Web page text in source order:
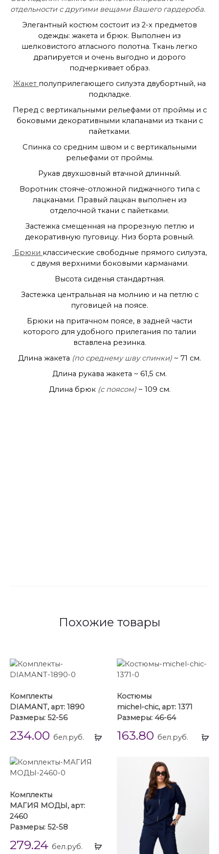
отдельности с другими вещами Вашего гардероба.
Элегантный костюм состоит из 2-х предметов
одежды: жакета и брюк. Выполнен из
шелковистого атласного полотна. Ткань легко
драпируется и очень выгодно и дорого
подчеркивает образ.
Жакет полуприлегающего силуэта двубортный, на
подкладке.
Перед с вертикальными рельефами от проймы и с
боковыми декоративными клапанами из ткани с
пайетками.
Спинка со средним швом и с вертикальными
рельефами от проймы.
Рукав двухшовный втачной длинный.
Воротник стояче-отложной пиджачного типа с
лацканами. Правый лацкан выполнен из
отделочной ткани с пайетками.
Застежка смещенная на прорезную петлю и
декоративную пуговицу. Низ борта ровный.
Брюки классические свободные прямого силуэта,
с двумя верхними боковыми карманами.
Высота сиденья стандартная.
Застежка центральная на молнию и на петлю с
пуговицей на поясе.
Брюки на притачном поясе, в задней части
которого для удобного прилегания по талии
вставлена резинка.
Длина жакета (по среднему шву спинки) ~ 71 см.
Длина рукава жакета ~ 61,5 см.
Длина брюк (с поясом)~ 109 см.
Похожие товары
Выбрать
Комплекты
DIAMANT, арт: 1890
Размеры: 52-56
234.00 бел.руб.
Костюмы
michel-chic, арт: 1371
Размеры: 46-64
163.80 бел.руб.
Выбрать
Комплекты
МАГИЯ МОДЫ, арт:
2460
Размеры: 52-58
279.24 бел.руб.